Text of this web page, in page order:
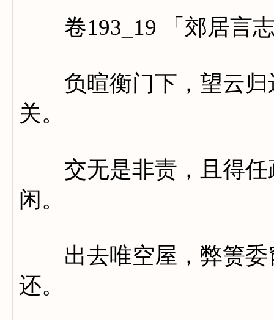
卷193_19 「郊居言
负暄衡门下，望云归
关。
交无是非责，且得任
闲。
出去唯空屋，弊箦委
还。